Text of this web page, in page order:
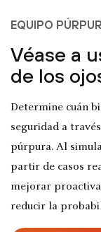
EQUIPO
Véase a
de los
Determine cuán
seguridad a
púrpura. Al
partir de casos
mejorar
reducir la